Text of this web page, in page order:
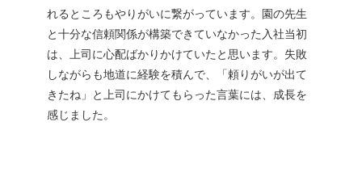
れるところもやりがいに繋がっています。園の先生
と十分な信頼関係が構築できていなかった入社当初
は、上司に心配ばかりかけていたと思います。失敗
しながらも地道に経験を積んで、「頼りがいが出て
きたね」と上司にかけてもらった言葉には、成⾧を
感じました。